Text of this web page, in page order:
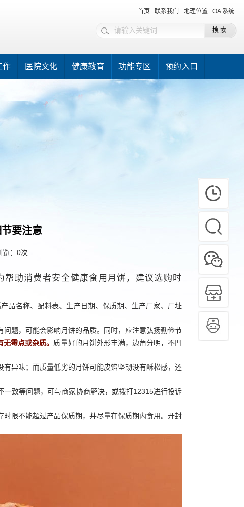
首页 联系我们 地理位置 OA 系统
作 医院文化 健康教育 功能专区 预约入口
要注意
： 0次
助消费者安全健康食用月饼，建议选购时
品名称、配料表、生产日期、保质期、生产厂家、厂址
题，可能会影响月饼的品质。同时，应注意弘扬勤俭节
霉点或杂质。 质量好的月饼外形丰满，边角分明，不凹
异味；而质量低劣的月饼可能皮馅坚韧没有酥松感，还
致等问题，可与商家协商解决，或拨打12315进行投诉
限不能超过产品保质期，并尽量在保质期内食用。开封